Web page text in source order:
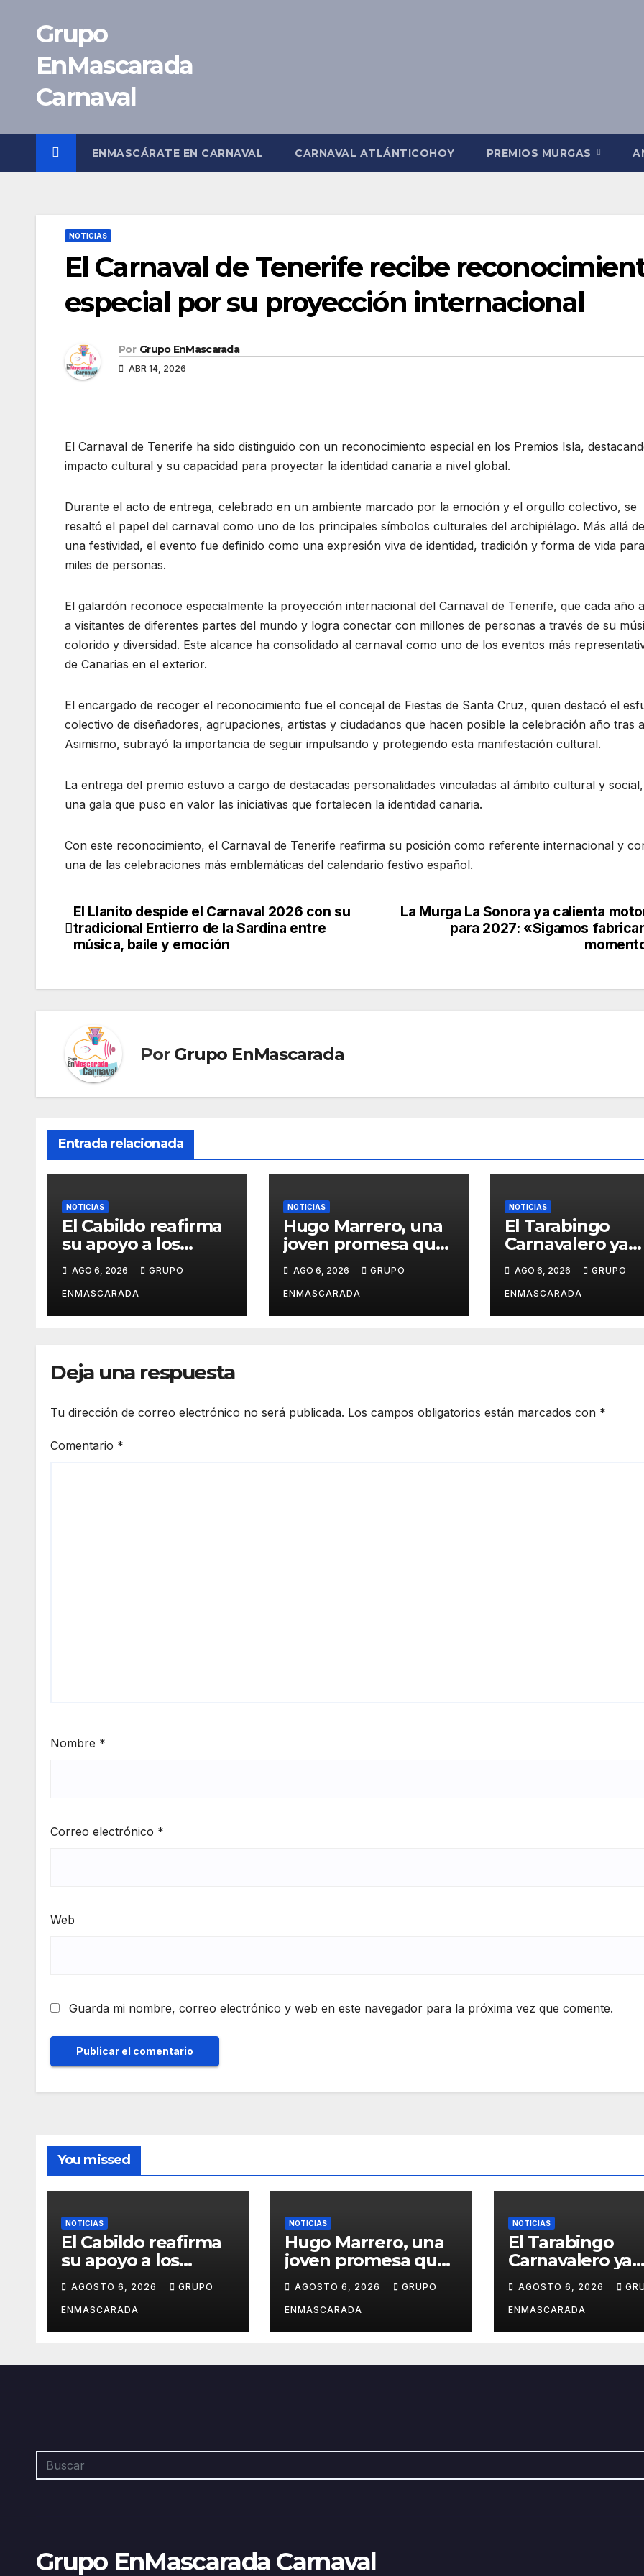
contenido
Grupo
EnMascarada
Carnaval
ENMASCÁRATE EN CARNAVAL CARNAVAL ATLÁNTICOHOY PREMIOS MURGAS
NOTICIAS
El Carnaval de Tenerife recibe
especial por su proyección internacional
Por Grupo EnMascarada
ABR 14, 2026
El Carnaval de Tenerife ha sido distinguido con un reconocimiento especial en los Premios Isla,
impacto cultural y su capacidad para proyectar la identidad canaria a nivel global.
Durante el acto de entrega, celebrado en un ambiente marcado por la emoción y el orgullo colectivo, se
resaltó el papel del carnaval como uno de los principales símbolos culturales del archipiélago. Más allá
una festividad, el evento fue definido como una expresión viva de identidad, tradición y forma de vida para
miles de personas.
El galardón reconoce especialmente la proyección internacional del Carnaval de Tenerife, que cada año
a visitantes de diferentes partes del mundo y logra conectar con millones de personas a través de su
colorido y diversidad. Este alcance ha consolidado al carnaval como uno de los eventos más
de Canarias en el exterior.
El encargado de recoger el reconocimiento fue el concejal de Fiestas de Santa Cruz, quien destacó el
colectivo de diseñadores, agrupaciones, artistas y ciudadanos que hacen posible la celebración año tras
Asimismo, subrayó la importancia de seguir impulsando y protegiendo esta manifestación cultural.
La entrega del premio estuvo a cargo de destacadas personalidades vinculadas al ámbito cultural y
una gala que puso en valor las iniciativas que fortalecen la identidad canaria.
Con este reconocimiento, el Carnaval de Tenerife reafirma su posición como referente internacional y
una de las celebraciones más emblemáticas del calendario festivo español.
Navegación
de
La Murga La Sonora ya calienta
para 2027: «Sigamos
El Llanito despide el Carnaval 2026 con su
tradicional Entierro de la Sardina entre
música, baile y emoción
Por Grupo EnMascarada
Entrada relacionada
NOTICIAS
El Cabildo reafirma
su apoyo a los
artesanos y
diseñadores del
Carnaval de
Tenerife
AGO 6, 2026 GRUPO
ENMASCARADA
NOTICIAS
Hugo Marrero, una
joven promesa que
crece entre la
música y la pasión
por el Carnaval
AGO 6, 2026 GRUPO
ENMASCARADA
NOTICIAS
El Tarabingo
Carnavalero ya
calienta motores
con una nueva
edición cargada
sorpresas
AGO 6, 2026 GRUPO
ENMASCARADA
Deja una respuesta
Tu dirección de correo electrónico no será publicada. Los campos obligatorios están marcados con *
Comentario *
Nombre *
Correo electrónico *
Web
Guarda mi nombre, correo electrónico y web en este navegador para la próxima vez que comente.
You missed
NOTICIAS
El Cabildo reafirma
su apoyo a los
diseñadores del
Carnaval de
Tenerife
AGOSTO 6, 2026 GRUPO
ENMASCARADA
NOTICIAS
Hugo Marrero, una
joven promesa que
música y la pasión
por el Carnaval
AGOSTO 6, 2026 GRUPO
ENMASCARADA
NOTICIAS
El Tarabingo
Carnavalero ya
con una nueva
edición cargada
sorpresas
AGOSTO 6, 2026
ENMASCARADA
Grupo EnMascarada Carnaval